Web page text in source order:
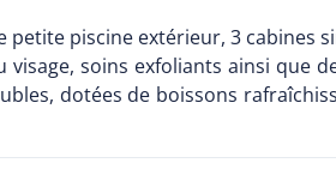
petite piscine extérieur, 3 cabines
soins exfoliants ainsi que
dotées de boissons